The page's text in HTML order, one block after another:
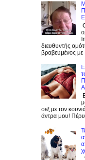
διευθυντής
βραβευμένος με
σεξ με τον
άντρα μου!